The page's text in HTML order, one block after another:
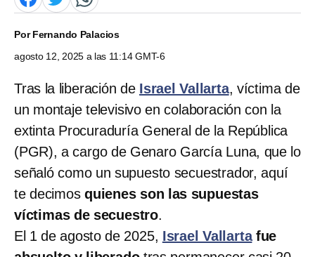
PorFernando Palacios
agosto 12, 2025 a las 11:14 GMT-6
Tras la liberación de Israel Vallarta, víctima de
un montaje televisivo en colaboración con la
extinta Procuraduría General de la República
(PGR), a cargo de Genaro García Luna, que lo
señaló como un supuesto secuestrador, aquí
te decimosquienes son las supuestas
víctimas de secuestro.
El 1 de agosto de 2025, Israel Vallartafue